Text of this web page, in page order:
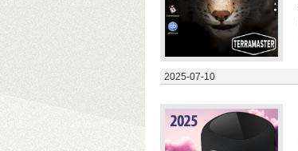
2025-07-10